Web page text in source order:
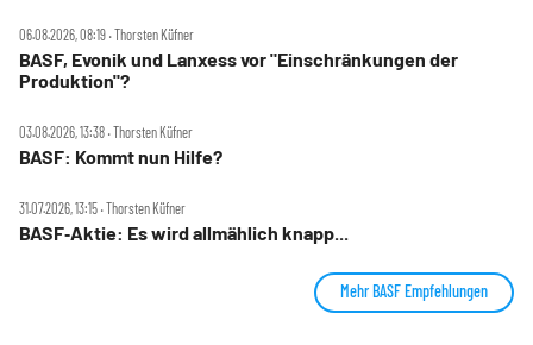
06.08.2026, 08:19 ‧ Thorsten Küfner
BASF, Evonik und Lanxess vor "Einschränkungen der
Produktion"?
03.08.2026, 13:38 ‧ Thorsten Küfner
BASF: Kommt nun Hilfe?
31.07.2026, 13:15 ‧ Thorsten Küfner
BASF‑Aktie: Es wird allmählich knapp...
Mehr BASF Empfehlungen